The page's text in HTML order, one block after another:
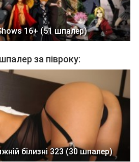
16+ (51 шпалер)
за півроку:
білизні 323 (30 шпалер)